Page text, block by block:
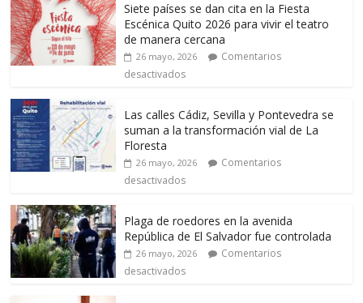
Siete países se dan cita en la Fiesta
Escénica Quito 2026 para vivir el teatro
de manera cercana
26 mayo, 2026
Comentarios
desactivados
Las calles Cádiz, Sevilla y Pontevedra se
suman a la transformación vial de La
Floresta
26 mayo, 2026
Comentarios
desactivados
Plaga de roedores en la avenida
República de El Salvador fue controlada
26 mayo, 2026
Comentarios
desactivados